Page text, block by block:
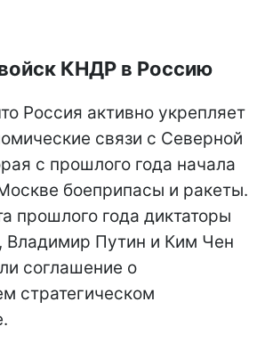
КНДР в Россию
Россия активно укрепляет
связи с Северной
с прошлого года начала
боеприпасы и ракеты.
прошлого года диктаторы
Владимир Путин и Ким Чен
соглашение о
стратегическом